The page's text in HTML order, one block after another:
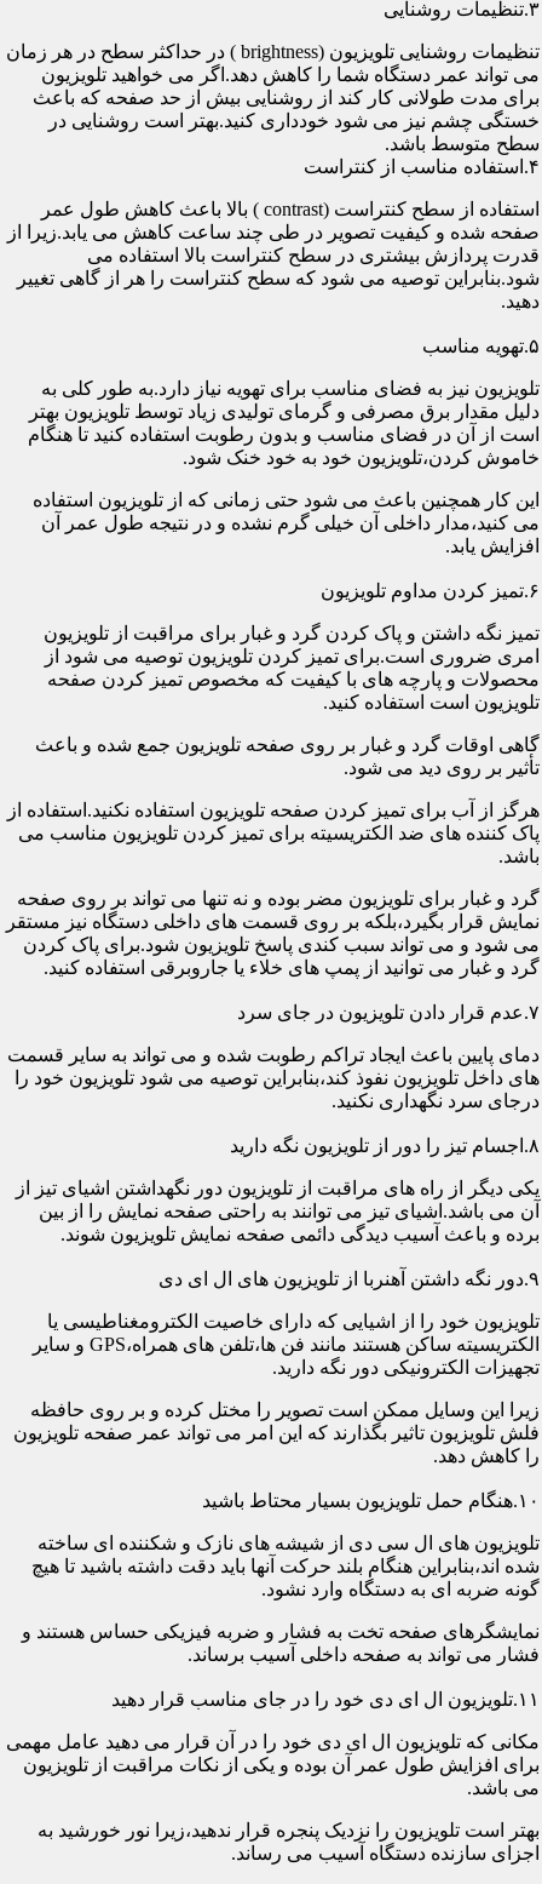
۳.تنظیمات روشنایی
تنظیمات روشنایی تلویزیون (brightness ) در حداکثر سطح در هر زمان
می تواند عمر دستگاه شما را کاهش دهد.اگر می خواهید تلویزیون
برای مدت طولانی کار کند از روشنایی بیش از حد صفحه که باعث
خستگی چشم نیز می شود خودداری کنید.بهتر است روشنایی در
سطح متوسط باشد.
۴.استفاده مناسب از کنتراست
استفاده از سطح کنتراست (contrast ) بالا باعث کاهش طول عمر
صفحه شده و کیفیت تصویر در طی چند ساعت کاهش می یابد.زیرا از
قدرت پردازش بیشتری در سطح کنتراست بالا استفاده می
شود.بنابراین توصیه می شود که سطح کنتراست را هر از گاهی تغییر
دهید.
۵.تهویه مناسب
تلویزیون نیز به فضای مناسب برای تهویه نیاز دارد.به طور کلی به
دلیل مقدار برق مصرفی و گرمای تولیدی زیاد توسط تلویزیون بهتر
است از آن در فضای مناسب و بدون رطوبت استفاده کنید تا هنگام
خاموش کردن،تلویزیون خود به خود خنک شود.
این کار همچنین باعث می شود حتی زمانی که از تلویزیون استفاده
می کنید،مدار داخلی آن خیلی گرم نشده و در نتیجه طول عمر آن
افزایش یابد.
۶.تمیز کردن مداوم تلویزیون
تمیز نگه داشتن و پاک کردن گرد و غبار برای مراقبت از تلویزیون
امری ضروری است.برای تمیز کردن تلویزیون توصیه می شود از
محصولات و پارچه های با کیفیت که مخصوص تمیز کردن صفحه
تلویزیون است استفاده کنید.
گاهی اوقات گرد و غبار بر روی صفحه تلویزیون جمع شده و باعث
تأثیر بر روی دید می شود.
هرگز از آب برای تمیز کردن صفحه تلویزیون استفاده نکنید.استفاده از
پاک کننده های ضد الکتریسیته برای تمیز کردن تلویزیون مناسب می
باشد.
گرد و غبار برای تلویزیون مضر بوده و نه تنها می تواند بر روی صفحه
نمایش قرار بگیرد،بلکه بر روی قسمت های داخلی دستگاه نیز مستقر
می شود و می تواند سبب کندی پاسخ تلویزیون شود.برای پاک کردن
گرد و غبار می توانید از پمپ های خلاء یا جاروبرقی استفاده کنید.
۷.عدم قرار دادن تلویزیون در جای سرد
دمای پایین باعث ایجاد تراکم رطوبت شده و می تواند به سایر قسمت
های داخل تلویزیون نفوذ کند،بنابراین توصیه می شود تلویزیون خود را
درجای سرد نگهداری نکنید.
۸.اجسام تیز را دور از تلویزیون نگه دارید
یکی دیگر از راه های مراقبت از تلویزیون دور نگهداشتن اشیای تیز از
آن می باشد.اشیای تیز می توانند به راحتی صفحه نمایش را از بین
برده و باعث آسیب دیدگی دائمی صفحه نمایش تلویزیون شوند.
۹.دور نگه داشتن آهنربا از تلویزیون های ال ای دی
تلویزیون خود را از اشیایی که دارای خاصیت الکترومغناطیسی یا
الکتریسیته ساکن هستند مانند فن ها،تلفن های همراه،GPS و سایر
تجهیزات الکترونیکی دور نگه دارید.
زیرا این وسایل ممکن است تصویر را مختل کرده و بر روی حافظه
فلش تلویزیون تاثیر بگذارند که این امر می تواند عمر صفحه تلویزیون
را کاهش دهد.
۱۰.هنگام حمل تلویزیون بسیار محتاط باشید
تلویزیون های ال سی دی از شیشه های نازک و شکننده ای ساخته
شده اند،بنابراین هنگام بلند حرکت آنها باید دقت داشته باشید تا هیچ
گونه ضربه ای به دستگاه وارد نشود.
نمایشگرهای صفحه تخت به فشار و ضربه فیزیکی حساس هستند و
فشار می تواند به صفحه داخلی آسیب برساند.
۱۱.تلویزیون ال ای دی خود را در جای مناسب قرار دهید
مکانی که تلویزیون ال ای دی خود را در آن قرار می دهید عامل مهمی
برای افزایش طول عمر آن بوده و یکی از نکات مراقبت از تلویزیون
می باشد.
بهتر است تلویزیون را نزدیک پنجره قرار ندهید،زیرا نور خورشید به
اجزای سازنده دستگاه آسیب می رساند.